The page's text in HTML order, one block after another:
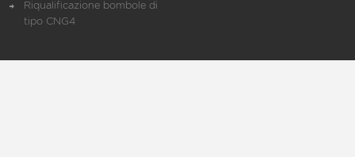
Riqualificazione bombole di
tipo CNG4